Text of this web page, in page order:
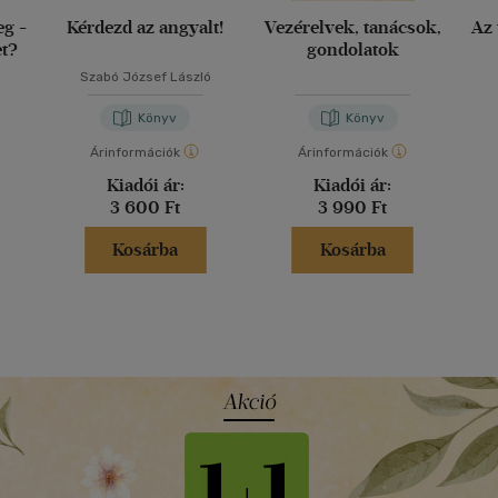
-
Kérdezd az angyalt!
Szabó József László
Könyv
Árinformációk
Kiadói ár:
3 600 Ft
Kosárba
Vezérelvek, tanácsok,
gondolatok
Könyv
Árinformációk
Kiadói ár:
3 990 Ft
Kosárba
Az